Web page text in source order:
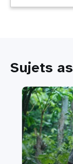
Sujets